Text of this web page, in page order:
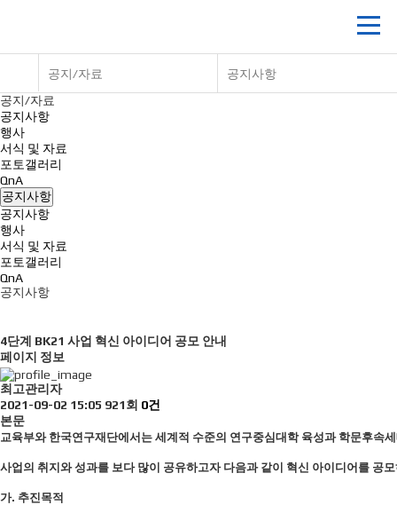
공지/자료
공지사항
공지/자료
공지사항
행사
서식 및 자료
포토갤러리
QnA
공지사항
공지사항
행사
서식 및 자료
포토갤러리
QnA
공지사항
4단계 BK21 사업 혁신 아이디어 공모 안내
페이지 정보
최고관리자
2021-09-02 15:05 921회 0건
본문
교육부와 한국연구재단에서는 세계적 수준의 연구중심대학 육성과 학문후속
사업의 취지와 성과를 보다 많이 공유하고자 다음과 같이 혁신 아이디어를 공
가. 추진목적